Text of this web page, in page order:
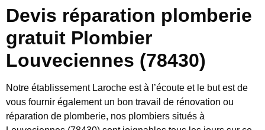
Devis réparation plomberie
gratuit Plombier
Louveciennes (78430)
Notre établissement Laroche est à l’écoute et le but est de
vous fournir également un bon travail de rénovation ou
réparation de plomberie, nos plombiers situés à